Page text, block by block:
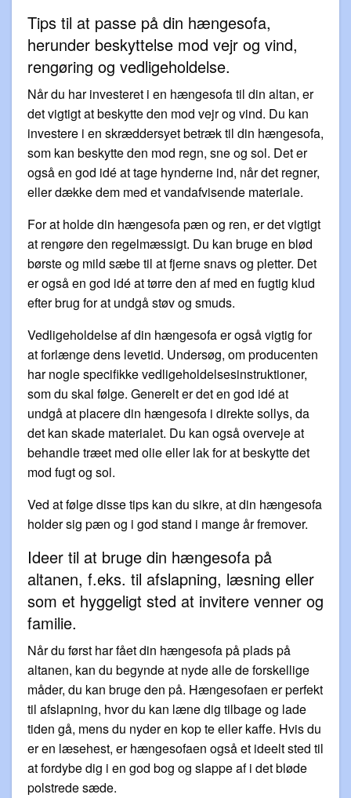
Tips til at passe på din hængesofa,
herunder beskyttelse mod vejr og vind,
rengøring og vedligeholdelse.
Når du har investeret i en hængesofa til din altan, er
det vigtigt at beskytte den mod vejr og vind. Du kan
investere i en skræddersyet betræk til din hængesofa,
som kan beskytte den mod regn, sne og sol. Det er
også en god idé at tage hynderne ind, når det regner,
eller dække dem med et vandafvisende materiale.
For at holde din hængesofa pæn og ren, er det vigtigt
at rengøre den regelmæssigt. Du kan bruge en blød
børste og mild sæbe til at fjerne snavs og pletter. Det
er også en god idé at tørre den af med en fugtig klud
efter brug for at undgå støv og smuds.
Vedligeholdelse af din hængesofa er også vigtig for
at forlænge dens levetid. Undersøg, om producenten
har nogle specifikke vedligeholdelsesinstruktioner,
som du skal følge. Generelt er det en god idé at
undgå at placere din hængesofa i direkte sollys, da
det kan skade materialet. Du kan også overveje at
behandle træet med olie eller lak for at beskytte det
mod fugt og sol.
Ved at følge disse tips kan du sikre, at din hængesofa
holder sig pæn og i god stand i mange år fremover.
Ideer til at bruge din hængesofa på
altanen, f.eks. til afslapning, læsning eller
som et hyggeligt sted at invitere venner og
familie.
Når du først har fået din hængesofa på plads på
altanen, kan du begynde at nyde alle de forskellige
måder, du kan bruge den på. Hængesofaen er perfekt
til afslapning, hvor du kan læne dig tilbage og lade
tiden gå, mens du nyder en kop te eller kaffe. Hvis du
er en læsehest, er hængesofaen også et ideelt sted til
at fordybe dig i en god bog og slappe af i det bløde
polstrede sæde.